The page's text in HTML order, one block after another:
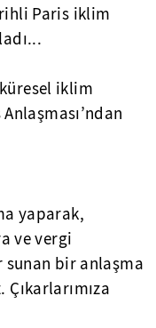
Paris iklim
küresel iklim
yaparak,
ve vergi
bir anlaşma